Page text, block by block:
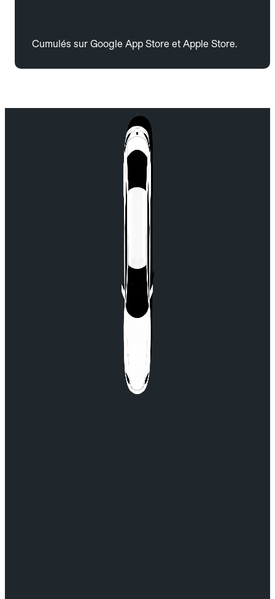
Cumulés sur Google App Store et Apple Store.